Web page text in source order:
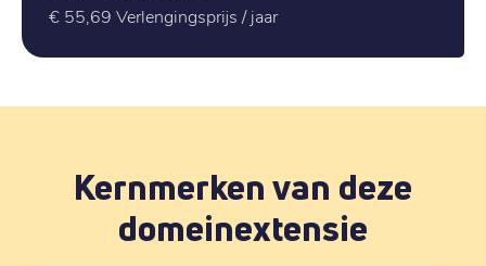
€ 55,69 Verlengingsprijs / jaar
Kernmerken van deze
domeinextensie